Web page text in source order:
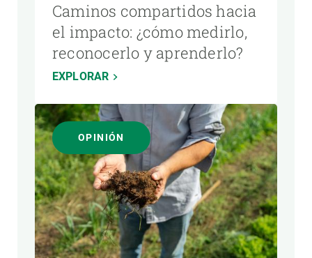
Caminos compartidos hacia
el impacto: ¿cómo medirlo,
reconocerlo y aprenderlo?
EXPLORAR
OPINIÓN